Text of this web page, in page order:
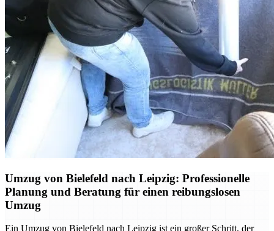
Umzug von Bielefeld nach Leipzig: Professionelle
Planung und Beratung für einen reibungslosen
Umzug
Ein Umzug von Bielefeld nach Leipzig ist ein großer Schritt, der